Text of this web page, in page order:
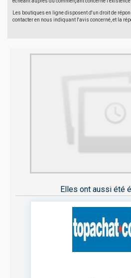
Les boutiques en ligne disposent d'un droit de
contacter en nous indiquant l'avis concerné, et la
Elles ont aussi été